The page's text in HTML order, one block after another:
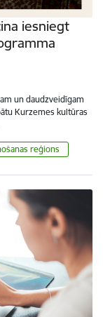
iesniegt
un daudzveidīgam
Kurzemes kultūras
reģions